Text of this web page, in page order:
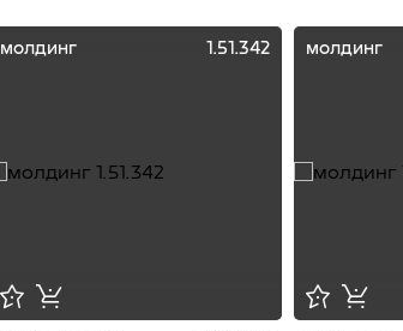
молдинг 1.51.342 молдинг